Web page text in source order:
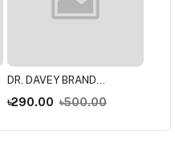
DR. DAVEY BRAND
QUALITY Papaya
Whitening Cream
৳290.00 ৳500.00